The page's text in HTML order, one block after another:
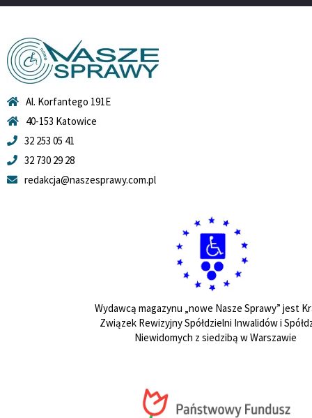
Al. Korfantego 191E
40-153 Katowice
32 253 05 41
32 730 29 28
redakcja@naszesprawy.com.pl
Wydawcą magazynu „nowe Nasze Sprawy” jest
Związek Rewizyjny Spółdzielni Inwalidów i
Niewidomych z siedzibą w Warszawie